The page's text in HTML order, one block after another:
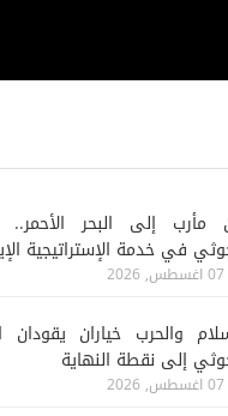
مأرب إلى البحر الأحمر..
في خدمة الإستراتيجية
07 اغسطس, 2026
والحرب خياران يقودان
إلى نقطة النهاية
07 اغسطس, 2026